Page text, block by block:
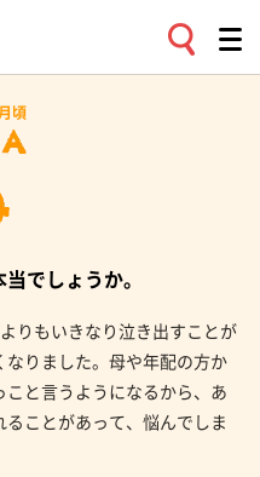
頃
でしょうか。
りもいきなり泣き出すことが
りました。母や年配の方か
こと言うようになるから、あ
ことがあって、悩んでしま